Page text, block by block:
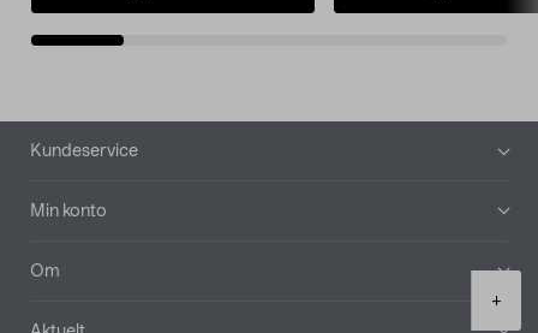
+
Bunntekst
Kundeservice
Min konto
Om